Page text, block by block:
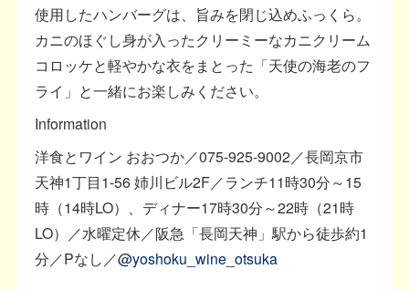
使用したハンバーグは、旨みを閉じ込めふっくら。
カニのほぐし身が入ったクリーミーなカニクリーム
コロッケと軽やかな衣をまとった「天使の海老のフ
ライ」と一緒にお楽しみください。
Information
洋食とワイン おおつか／075-925-9002／長岡京市
天神1丁目1-56 姉川ビル2F／ランチ11時30分～15
時（14時LO）、ディナー17時30分～22時（21時
LO）／水曜定休／阪急「長岡天神」駅から徒歩約1
分／Pなし／@yoshoku_wine_otsuka